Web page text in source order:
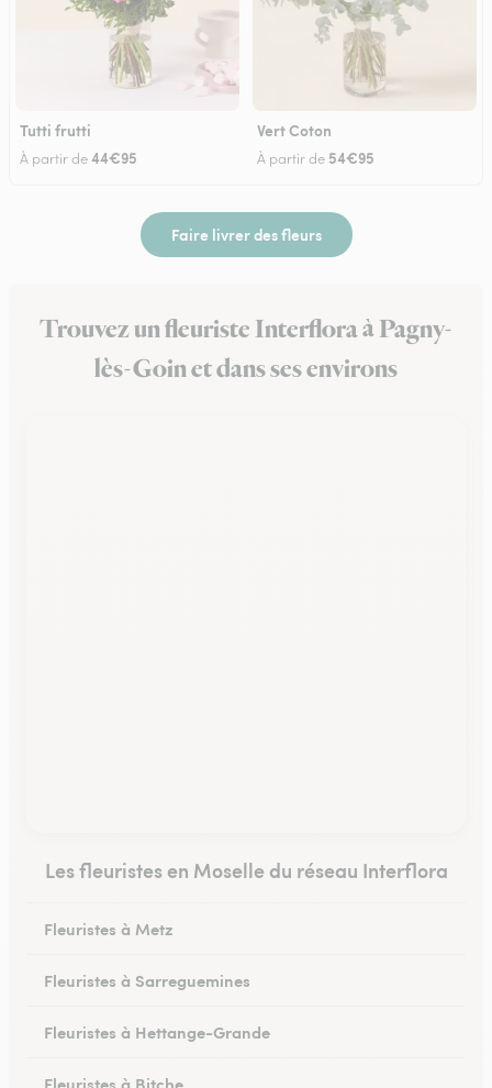
Tutti frutti
À partir de44€95
Vert Coton
À partir de 54€95
Faire livrer des fleurs
Trouvez un fleuriste Interflora à Pagny-
lès-Goin et dans ses environs
Les fleuristes en Moselle du réseau Interflora
Fleuristes à Metz
Fleuristes à Sarreguemines
Fleuristes à Hettange-Grande
Fleuristes à Bitche